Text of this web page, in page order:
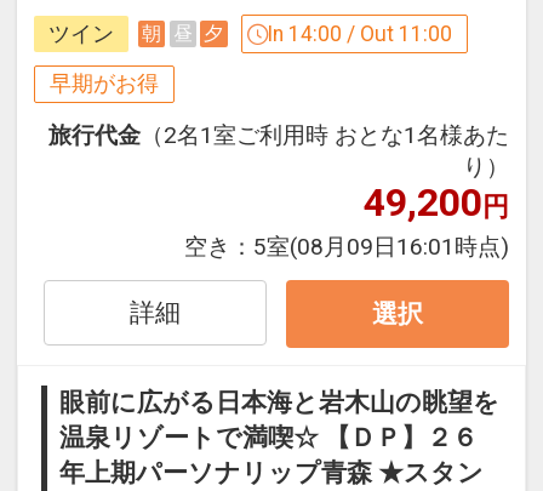
す。２９日前以降の人数変更、おとな・
こどもの内訳変更はできません。
●アーリーチェックイン１４：００でＯ
●お誕生日が宿泊日の前後７日間の方に
ワンドリンクサービス（ご本人のみ／滞
在中１回）
夫婦にワンドリンクサービス（滞在中１
回）
ツイン 朝 昼 夕 In 14:00 / Out 11:00
早期がお得
旅行代金 （2名1室ご利用時 おとな1名様あた
り）
49,200円
空き： 5室(08月09日16:01時点)
詳細 選択
眼前に広がる日本海と岩木山の眺望を
温泉リゾートで満喫☆ 【ＤＰ】２６
年上期パーソナリップ青森 ★スタン